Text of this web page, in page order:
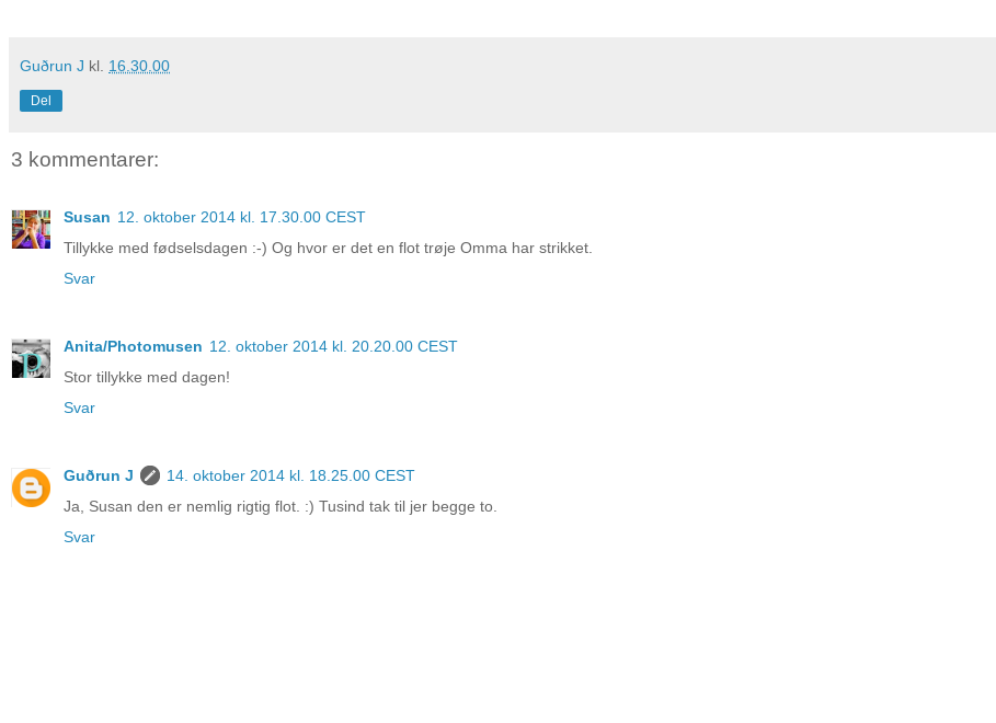
Guðrun J kl. 16.30.00
Del
3 kommentarer:
Susan 12. oktober 2014 kl. 17.30.00 CEST
Tillykke med fødselsdagen :-) Og hvor er det en flot trøje Omma har strikket.
Svar
Anita/Photomusen 12. oktober 2014 kl. 20.20.00 CEST
Stor tillykke med dagen!
Svar
Guðrun J
14. oktober 2014 kl. 18.25.00 CEST
Ja, Susan den er nemlig rigtig flot. :) Tusind tak til jer begge to.
Svar